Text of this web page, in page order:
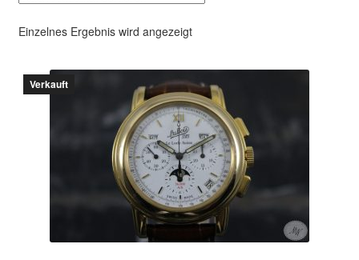
Archiv
Über mich
Kontakt
Einzelnes Ergebnis wird angezeigt
Verkauft